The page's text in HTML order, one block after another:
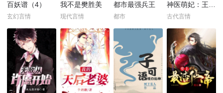
百妖谱（4）
玄幻言情
我不是樊胜美
现代言情
都市最强兵王
都市
神医萌妃：王爷，抱一抱！
古代言情